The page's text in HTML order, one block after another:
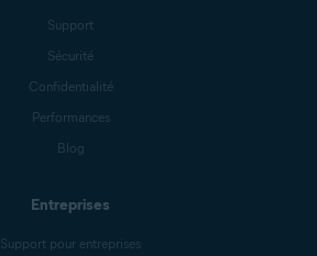
Support
Sécurité
Confidentialité
Performances
Blog
Entreprises
Support pour entreprises